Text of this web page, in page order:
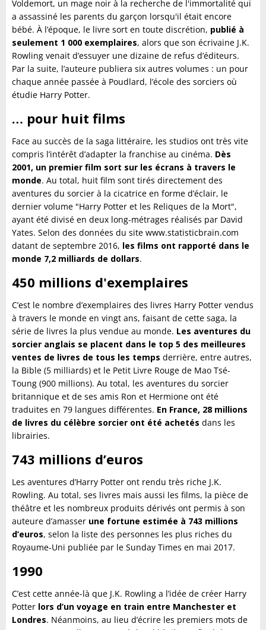
Voldemort, un mage noir à la recherche de l'immortalité qui
a assassiné les parents du garçon lorsqu'il était encore
bébé. À l’époque, le livre sort en toute discrétion, publié à
seulement 1 000 exemplaires, alors que son écrivaine J.K.
Rowling venait d’essuyer une dizaine de refus d’éditeurs.
Par la suite, l’auteure publiera six autres volumes : un pour
chaque année passée à Poudlard, l’école des sorciers où
étudie Harry Potter.
… pour huit films
Face au succès de la saga littéraire, les studios ont très vite
compris l’intérêt d’adapter la franchise au cinéma. Dès
2001, un premier film sort sur les écrans à travers le
monde. Au total, huit film sont tirés directement des
aventures du sorcier à la cicatrice en forme d’éclair, le
dernier volume "Harry Potter et les Reliques de la Mort",
ayant été divisé en deux long-métrages réalisés par David
Yates. Selon des données du site www.statisticbrain.com
datant de septembre 2016, les films ont rapporté dans le
monde 7,2 milliards de dollars.
450 millions d'exemplaires
C’est le nombre d’exemplaires des livres Harry Potter vendus
à travers le monde en vingt ans, faisant de cette saga, la
série de livres la plus vendue au monde. Les aventures du
sorcier anglais se placent dans le top 5 des meilleures
ventes de livres de tous les temps derrière, entre autres,
la Bible (5 milliards) et le Petit Livre Rouge de Mao Tsé-
Toung (900 millions). Au total, les aventures du sorcier
britannique et de ses amis Ron et Hermione ont été
traduites en 79 langues différentes. En France, 28 millions
de livres du célèbre sorcier ont été achetés dans les
librairies.
743 millions d’euros
Les aventures d’Harry Potter ont rendu très riche J.K.
Rowling. Au total, ses livres mais aussi les films, la pièce de
théâtre et les nombreux produits dérivés ont permis à son
auteure d’amasser une fortune estimée à 743 millions
d’euros, selon la liste des personnes les plus riches du
Royaume-Uni publiée par le Sunday Times en mai 2017.
1990
C’est cette année-là que J.K. Rowling a l’idée de créer Harry
Potter lors d’un voyage en train entre Manchester et
Londres. Néanmoins, au lieu d’écrire les premiers mots de